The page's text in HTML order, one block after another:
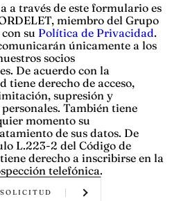
a través de este formulario es
miembro del Grupo
su Política de Privacidad.
únicamente a los
socios
De acuerdo con la
tiene derecho de acceso,
supresión y
También tiene
momento su
de sus datos. De
L.223-2 del Código de
derecho a inscribirse en la
telefónica.